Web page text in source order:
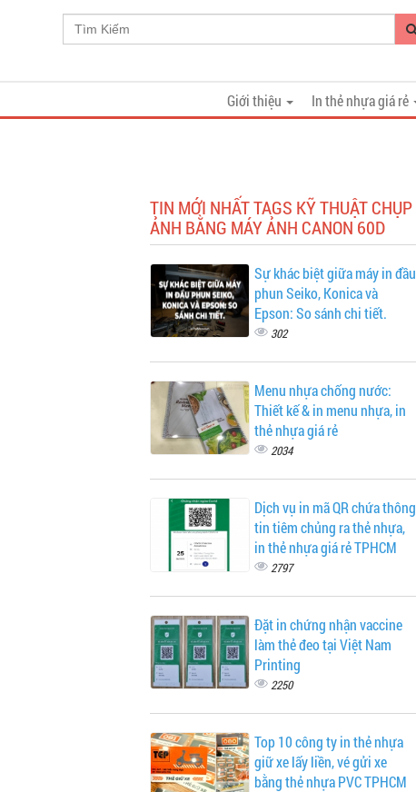
In thẻ nhựa giá rẻ
Giới thiệu
TIN MỚI NHẤT TAGS KỸ THUẬT CHỤP
ẢNH BẰNG MÁY ẢNH CANON 60D
Sự khác biệt giữa máy in đầu
phun Seiko, Konica và
Epson: So sánh chi tiết.
302
Menu nhựa chống nước:
Thiết kế & in menu nhựa, in
thẻ nhựa giá rẻ
2034
Dịch vụ in mã QR chứa thông
tin tiêm chủng ra thẻ nhựa,
in thẻ nhựa giá rẻ TPHCM
2797
Đặt in chứng nhận vaccine
làm thẻ đeo tại Việt Nam
Printing
2250
Top 10 công ty in thẻ nhựa
giữ xe lấy liền, vé gửi xe
bằng thẻ nhựa PVC TPHCM